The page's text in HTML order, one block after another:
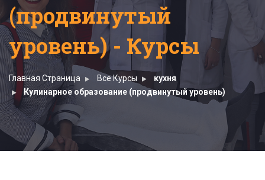
(продвинутый
уровень) - Курсы
Главная Страница Все Курсы
кухня
Кулинарное образование (продвинутый уровень)